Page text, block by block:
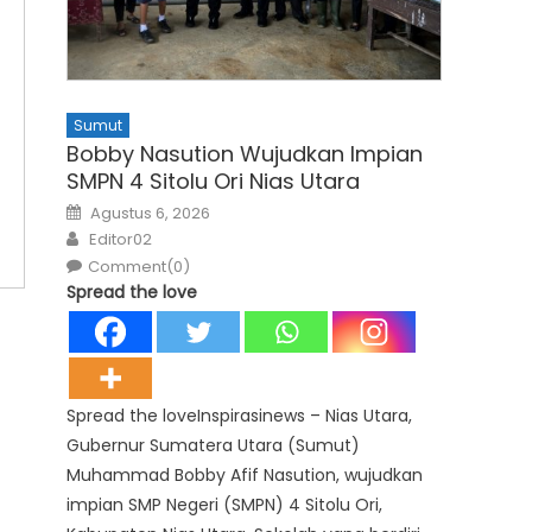
Sumut
Bobby Nasution Wujudkan Impian
SMPN 4 Sitolu Ori Nias Utara
Posted
on
Agustus 6, 2026
Author
Editor02
Comment(0)
Spread the love
Spread the loveInspirasinews – Nias Utara,
Gubernur Sumatera Utara (Sumut)
Muhammad Bobby Afif Nasution, wujudkan
impian SMP Negeri (SMPN) 4 Sitolu Ori,